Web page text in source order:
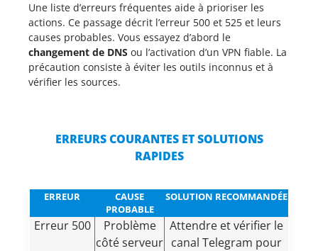
Une liste d’erreurs fréquentes aide à prioriser les
actions. Ce passage décrit l’erreur 500 et 525 et leurs
causes probables. Vous essayez d’abord le
changement de DNS ou l’activation d’un VPN fiable. La
précaution consiste à éviter les outils inconnus et à
vérifier les sources.
ERREURS COURANTES ET SOLUTIONS
RAPIDES
ERREUR
CAUSE
PROBABLE
SOLUTION RECOMMANDÉE
Erreur 500
Problème
côté serveur
Attendre et vérifier le
canal Telegram pour